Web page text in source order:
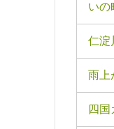
いの
仁淀
雨上
四国